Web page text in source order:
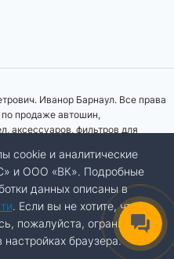
Иванор Барнаул. Все права
продаже автошин,
аксессуаров, фильтров для
информация о товарах, их
на складе ни при каких
определяемой положениями
Российской Федерации.
представленных на сайте, могут
материалов сайта запрещено.
cookie и аналитические
и ООО «ВК». Подробные
данных описаны в
. Если вы не хотите, чтобы
пожалуйста, ограничьте
браузера.